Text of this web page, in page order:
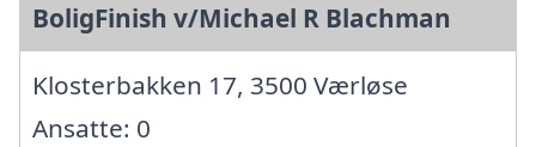
BoligFinish v/Michael R Blachman
Klosterbakken 17, 3500 Værløse
Ansatte: 0